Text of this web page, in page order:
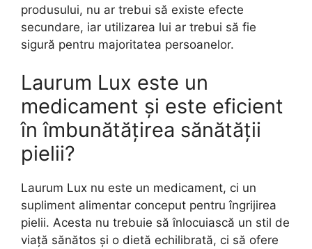
produsului, nu ar trebui să existe efecte
secundare, iar utilizarea lui ar trebui să fie
sigură pentru majoritatea persoanelor.
Laurum Lux este un
medicament și este eficient
în îmbunătățirea sănătății
pielii?
Laurum Lux nu este un medicament, ci un
supliment alimentar conceput pentru îngrijirea
pielii. Acesta nu trebuie să înlocuiască un stil de
viață sănătos și o dietă echilibrată, ci să ofere